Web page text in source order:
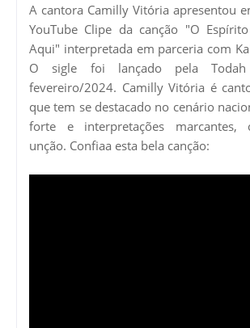
A cantora Camilly Vitória apresentou
YouTube Clipe da canção "O
Aqui" interpretada em parceria com
O sigle foi lançado pela Todah
fevereiro/2024. Camilly Vitória é
que tem se destacado no cenário
forte e interpretações marcantes,
unção. Confiaa esta bela canção: